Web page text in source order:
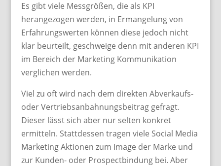
Es gibt viele Messgrößen, die als KPI
herangezogen werden, in Ermangelung von
Erfahrungswerten können diese jedoch nicht
klar beurteilt, geschweige denn mit anderen KPI
im Bereich der Marketing Kommunikation
verglichen werden.
Viel zu oft wird nach dem direkten Abverkaufs-
oder Vertriebsanbahnungsbeitrag gefragt.
Dieser lässt sich aber nur selten konkret
ermitteln. Stattdessen tragen viele Social Media
Marketing Aktionen zum Image der Marke und
zur Kunden- oder Prospectbindung bei. Aber